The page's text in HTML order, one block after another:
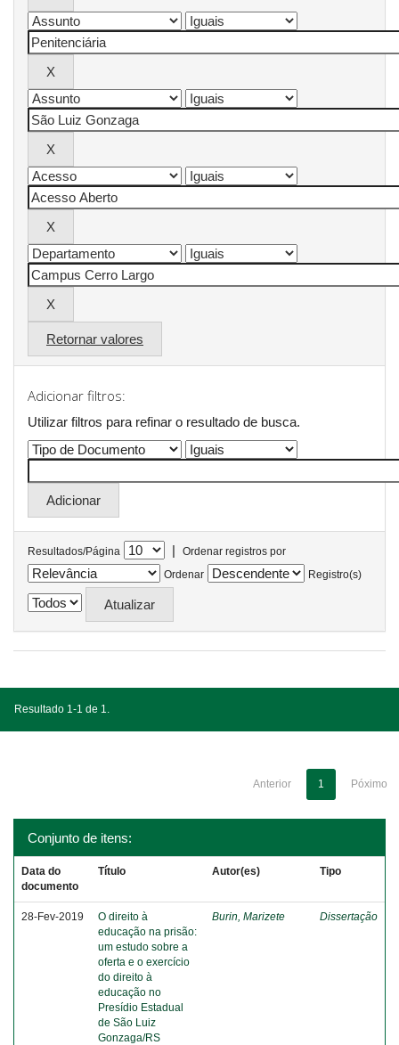
Retornar valores
Adicionar filtros:
Utilizar filtros para refinar o resultado de busca.
Resultados/Página |
Ordenar registros por
Ordenar
Registro(s)
Resultado 1-1 de 1.
Anterior 1 Póximo
Conjunto de itens:
Data do
documento
Título Autor(es) Tipo
28-Fev-2019
O direito à
educação na prisão:
um estudo sobre a
oferta e o exercício
do direito à
educação no
Presídio Estadual
de São Luiz
Gonzaga/RS
Burin, Marizete Dissertação